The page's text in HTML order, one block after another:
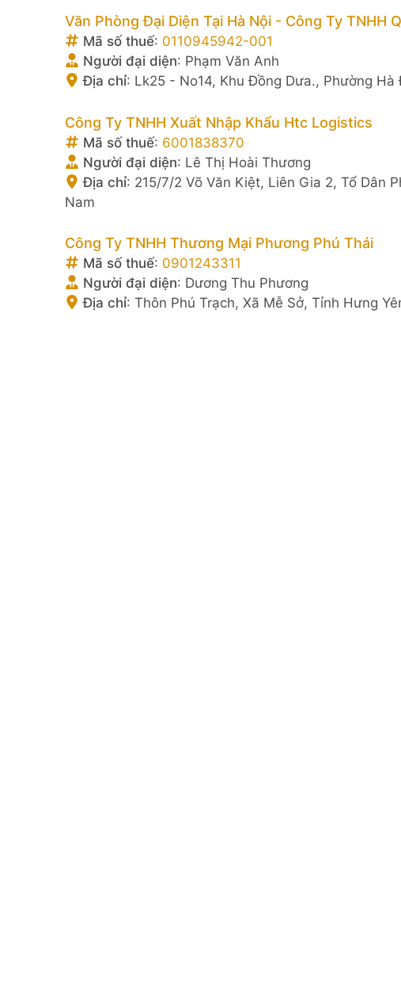
Văn Phòng Đại Diện Tại Hà Nội - Công Ty TNHH
Mã số thuế: 0110945942-001
Người đại diện: Phạm Văn Anh
Địa chỉ: Lk25 - No14, Khu Đồng Dưa., Phường
Công Ty TNHH Xuất Nhập Khẩu Htc Logistics
Mã số thuế: 6001838370
Người đại diện: Lê Thị Hoài Thương
Địa chỉ: 215/7/2 Võ Văn Kiệt, Liên Gia 2, Tổ Dân
Nam
Công Ty TNHH Thương Mại Phương Phú Thái
Mã số thuế: 0901243311
Người đại diện: Dương Thu Phương
Địa chỉ: Thôn Phú Trạch, Xã Mễ Sở, Tỉnh Hưng